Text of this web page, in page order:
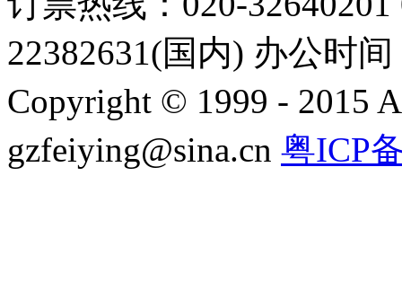
22382631(国内) 办公时
Copyright © 1999 - 2015
gzfeiying@sina.cn 粤ICP